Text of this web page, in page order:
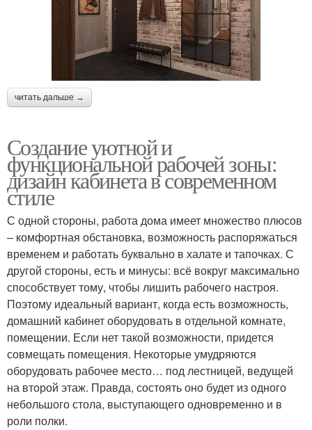
читать дальше →
Создание уютной и
функциональной рабочей зоны:
дизайн кабинета в современном
стиле
С одной стороны, работа дома имеет множество плюсов
– комфортная обстановка, возможность распоряжаться
временем и работать буквально в халате и тапочках. С
другой стороны, есть и минусы: всё вокруг максимально
способствует тому, чтобы лишить рабочего настроя.
Поэтому идеальный вариант, когда есть возможность,
домашний кабинет оборудовать в отдельной комнате,
помещении. Если нет такой возможности, придется
совмещать помещения. Некоторые умудряются
оборудовать рабочее место… под лестницей, ведущей
на второй этаж. Правда, состоять оно будет из одного
небольшого стола, выступающего одновременно и в
роли полки.